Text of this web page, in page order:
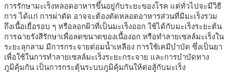
การรักษามะเร็งหลอดอาหารขึ้นอยู่กับระยะของโรค แต่ทั่วไปจะมีวิธี
การ ได้แก่ การผ่าตัด อาจจะต้องตัดหลอดอาหารส่วนที่มีมะเร็งรวม
ถึงเนื้อเยื่อรอบ ๆ หรือลอกผิวที่เป็นมะเร็งออก ใช้ได้กับมะเร็งระยะต้น
การฉายรังสีรักษาเพื่อลดขนาดของเนื้องอก หรือทำลายเซลล์มะเร็งใน
ระยะลุกลาม มีการกระจายต่อมน้ำเหลือง การใช้เคมีบำบัด ซึ่งเป็นยา
เพื่อใช้ในการทำลายเซลล์มะเร็งระยะกระจาย และการบำบัดทาง
ภูมิคุ้มกัน เป็นการกระตุ้นระบบภูมิคุ้มกันให้ต่อสู้กับมะเร็ง